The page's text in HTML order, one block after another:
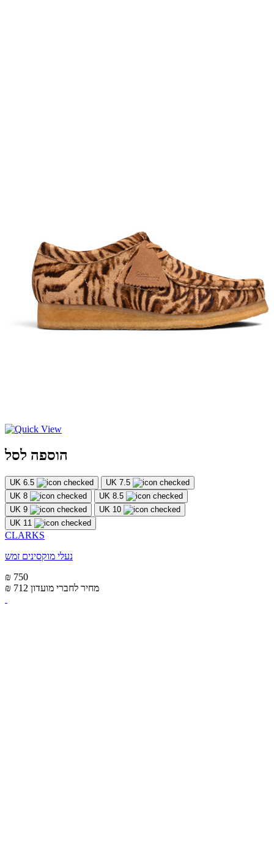
הוספה לסל
UK 6.5
UK 7.5
UK 8
UK 8.5
UK 9
UK 10
UK 11
CLARKS
נעלי מוקסינים זמש
₪ 750
₪ 712 מחיר לחברי מועדון